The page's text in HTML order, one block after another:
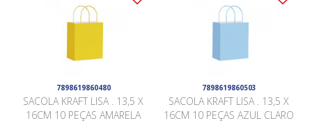
7898619860480
SACOLA KRAFT LISA . 13,5 X
16CM 10 PEÇAS AMARELA
7898619860503
SACOLA KRAFT LISA . 13,5 X
16CM 10 PEÇAS AZUL CLARO